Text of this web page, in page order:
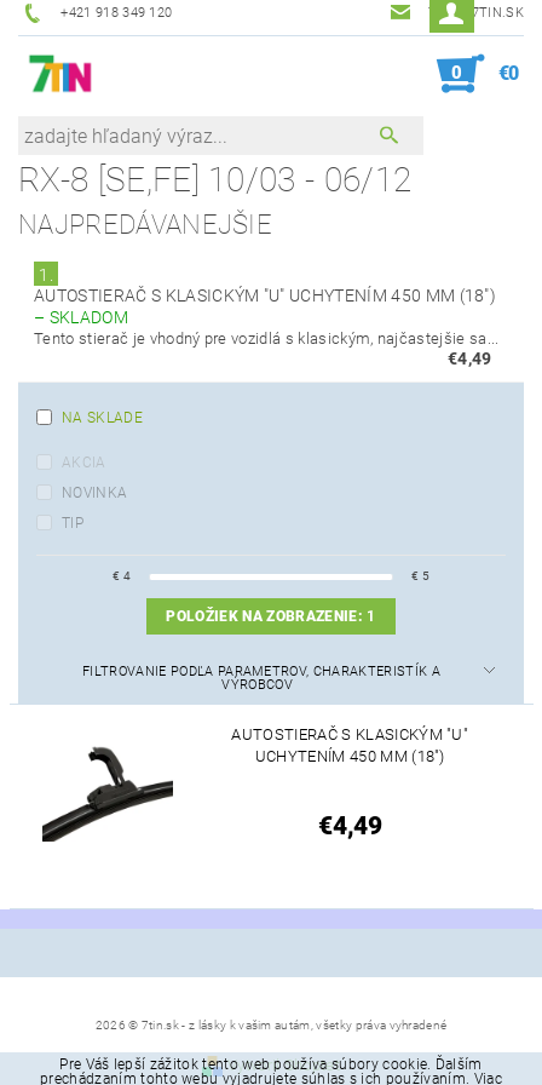
+421 918 349 120 7TIN@7TIN.SK
0 €0
RX-8 [SE,FE] 10/03 - 06/12
NAJPREDÁVANEJŠIE
1.
AUTOSTIERAČ S KLASICKÝM "U" UCHYTENÍM 450 MM (18")
– SKLADOM
Tento stierač je vhodný pre vozidlá s klasickým, najčastejšie sa...
€4,49
NA SKLADE
AKCIA
NOVINKA
TIP
€ 4 € 5
POLOŽIEK NA ZOBRAZENIE: 1
FILTROVANIE PODĽA PARAMETROV, CHARAKTERISTÍK A
VÝROBCOV
AUTOSTIERAČ S KLASICKÝM "U"
UCHYTENÍM 450 MM (18")
€4,49
2026 © 7tin.sk - z lásky k vašim autám, všetky práva vyhradené
Vytvoril Shoptet
Pre Váš lepší zážitok tento web používa súbory cookie. Ďalším
prechádzaním tohto webu vyjadrujete súhlas s ich používaním. Viac